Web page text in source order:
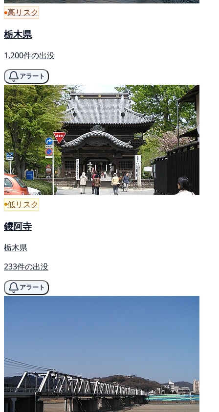
高リスク
栃木県
1,200件の出没
アラート
低リスク
鑁阿寺
栃木県
233件の出没
アラート